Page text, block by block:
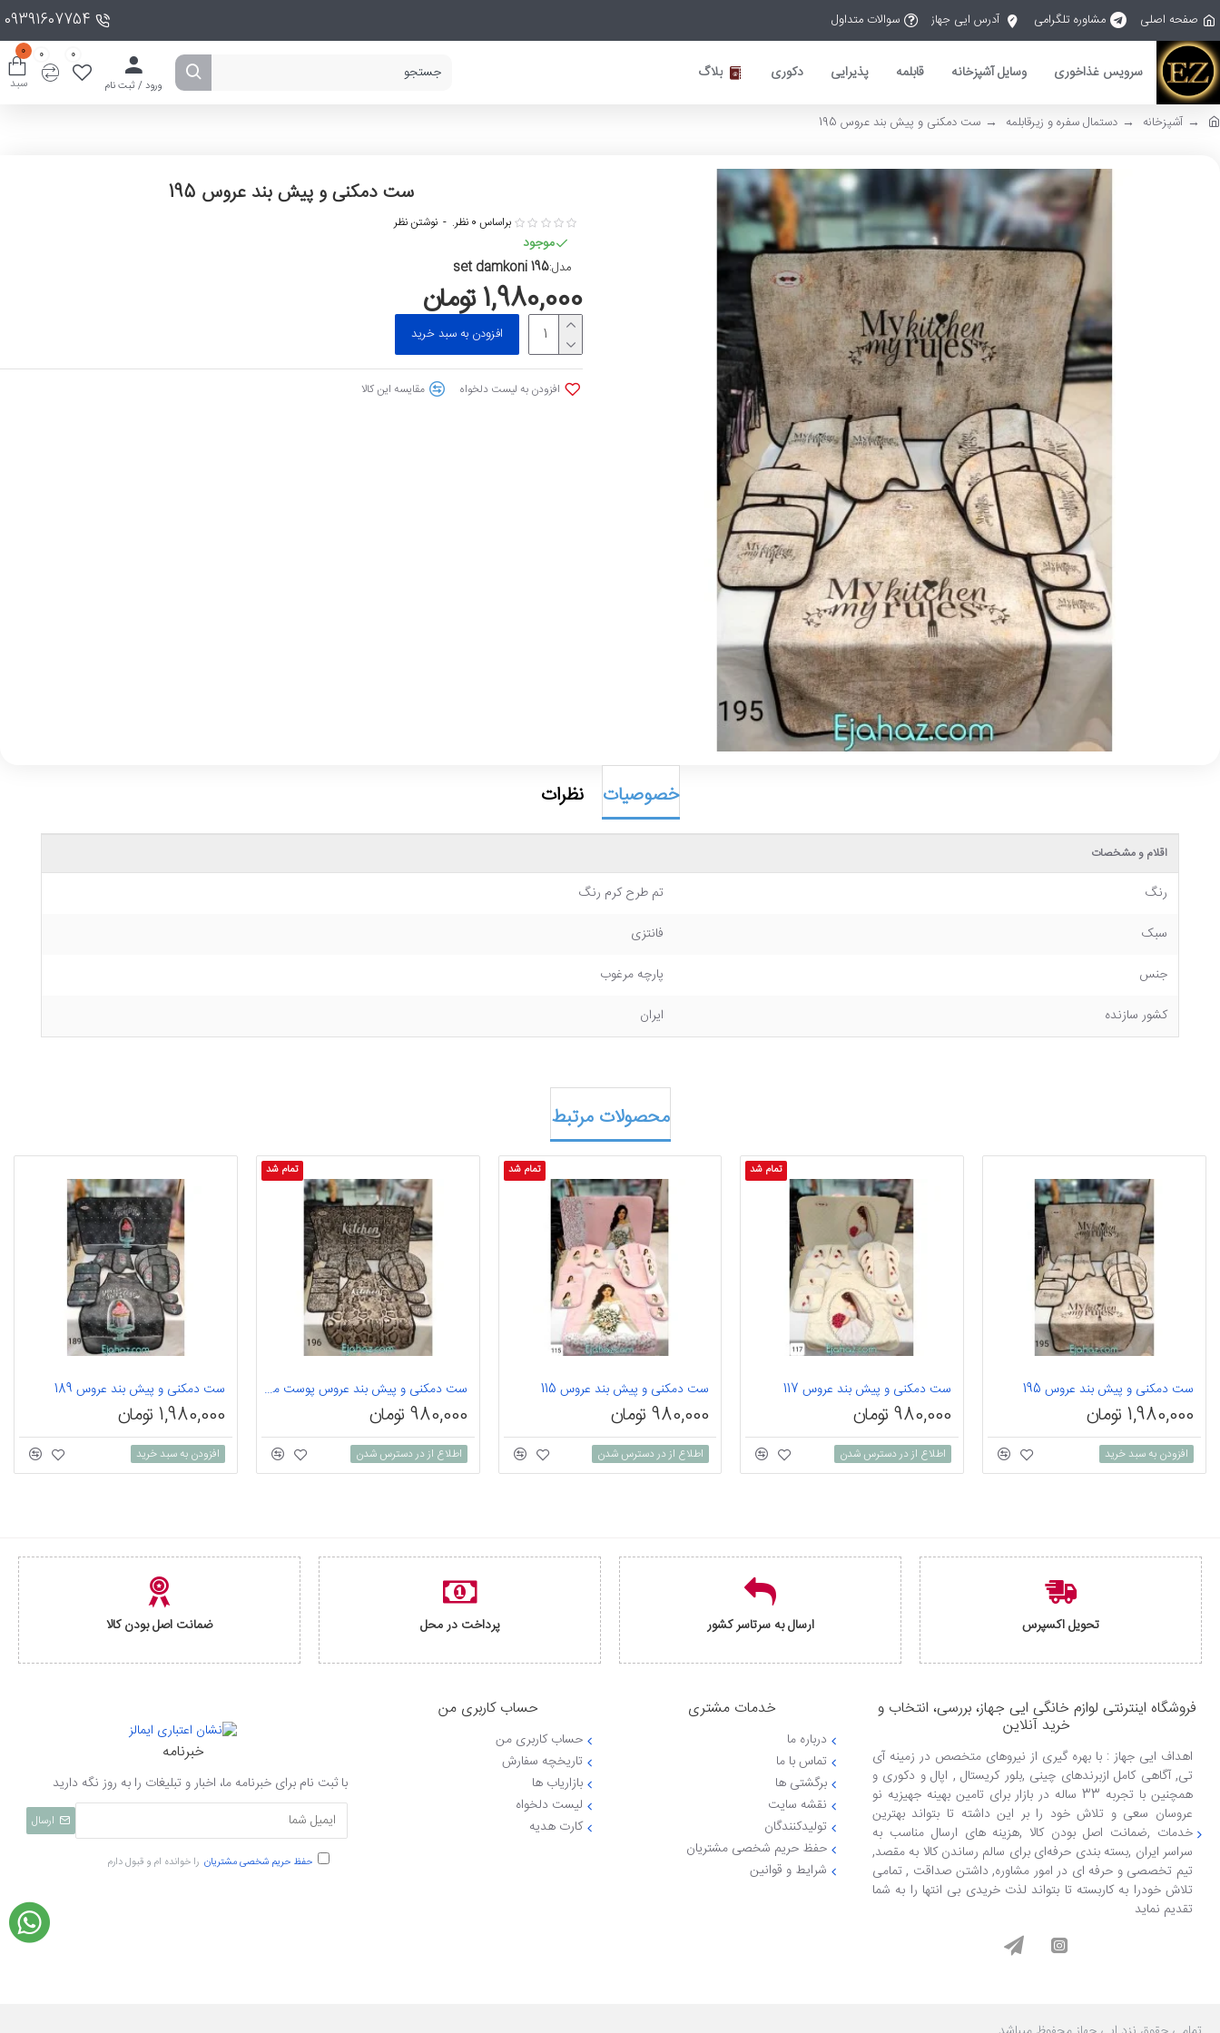
صفحه اصلی مشاوره تلگرامی آدرس ایی جهاز سوالات متداول 09391607754
سرویس غذاخوری وسایل آشپزخانه قابلمه پذیرایی دکوری بلاگ
ورود / ثبت نام
0
0
سبد
0
آشپزخانه دستمال سفره و زیرقابلمه ست دمکنی و پیش بند عروس 195
ست دمکنی و پیش بند عروس 195
موجود
مدل:set damkoni 195
براساس 0 نظر. - نوشتن نظر
1,980,000 تومان
افزودن به سبد خرید
افزودن به لیست دلخواه مقایسه این کالا
خصوصیات نظرات
اقلام و مشخصات
رنگ
تم طرح کرم رنگ
سبک
فانتزی
جنس
پارچه مرغوب
کشور سازنده
ایران
محصولات مرتبط
ست دمکنی و پیش بند عروس 195
1,980,000 تومان
افزودن به سبد خرید
تمام شد
ست دمکنی و پیش بند عروس 117
980,000 تومان
اطلاع از در دسترس شدن
تمام شد
ست دمکنی و پیش بند عروس 115
980,000 تومان
اطلاع از در دسترس شدن
تمام شد
ست دمکنی و پیش بند عروس پوست ماری 196
980,000 تومان
اطلاع از در دسترس شدن
ست دمکنی و پیش بند عروس 189
1,980,000 تومان
افزودن به سبد خرید
تحویل اکسپرس ارسال به سرتاسر کشور پرداخت در محل ضمانت اصل بودن کالا
فروشگاه اینترنتی لوازم خانگی ایی جهاز، بررسی، انتخاب و
خرید آنلاین
اهداف ایی جهاز : با بهره گیری از نیروهای متخصص در زمینه آی
تی, آگاهی کامل ازبرندهای چینی ,بلور کریستال , اپال و دکوری و
همچنین با تجربه 33 ساله در بازار برای تامین بهینه جهیزیه نو
عروسان سعی و تلاش خود را بر این داشته تا بتواند بهترین
خدمات ,ضمانت اصل بودن کالا ,هزینه های ارسال مناسب به
سراسر ایران ,بسته بندی حرفه‌ای برای سالم رساندن کالا به مقصد,
تیم تخصصی و حرفه ای در امور مشاوره, داشتن صداقت , تمامی
تلاش خودرا به کاربسته تا بتواند لذت خریدی بی انتها را به شما
تقدیم نماید
خدمات مشتری
درباره ما
تماس با ما
برگشتی ها
نقشه سایت
تولیدکنندگان
حفظ حریم شخصی مشتریان
شرایط و قوانین
حساب کاربری من
حساب کاربری من
تاریخچه سفارش
بازاریاب ها
لیست دلخواه
کارت هدیه
خبرنامه
با ثبت نام برای خبرنامه ما، اخبار و تبلیغات را به روز نگه دارید
ارسال
حفظ حریم شخصی مشتریان را خوانده ام و قبول دارم